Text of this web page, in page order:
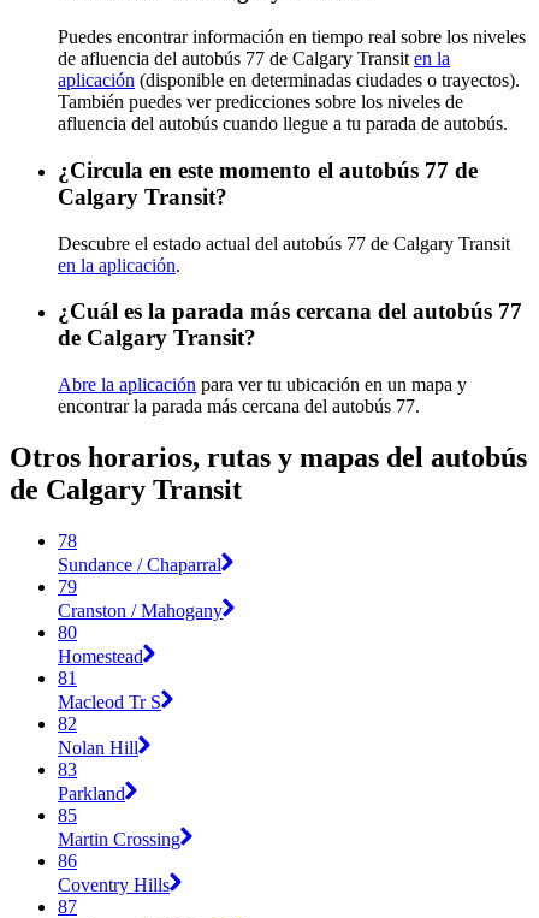
Puedes encontrar información en tiempo real sobre los niveles
de afluencia del autobús 77 de Calgary Transit en la
aplicación (disponible en determinadas ciudades o trayectos).
También puedes ver predicciones sobre los niveles de
afluencia del autobús cuando llegue a tu parada de autobús.
¿Circula en este momento el autobús 77 de
Calgary Transit?
Descubre el estado actual del autobús 77 de Calgary Transit
en la aplicación.
¿Cuál es la parada más cercana del autobús 77
de Calgary Transit?
Abre la aplicación para ver tu ubicación en un mapa y
encontrar la parada más cercana del autobús 77.
Otros horarios, rutas y mapas del autobús
de Calgary Transit
78
Sundance / Chaparral
79
Cranston / Mahogany
80
Homestead
81
Macleod Tr S
82
Nolan Hill
83
Parkland
85
Martin Crossing
86
Coventry Hills
87